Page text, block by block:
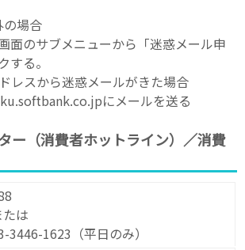
の場合
面のサブメニューから「迷惑メール申
する。
レスから迷惑メールがきた場合
にメールを送る
ー（消費者ホットライン）／消費
たは
3446-1623（平日のみ）